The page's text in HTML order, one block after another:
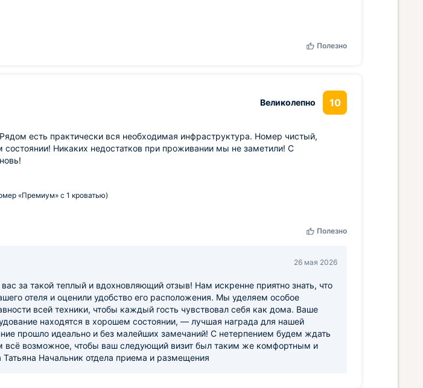
Полезно
Великолепно 10
есть практически вся необходимая инфраструктура. Номер чистый,
Никаких недостатков при проживании мы не заметили! С
«Премиум» с 1 кроватью)
Полезно
26 мая 2026
за такой теплый и вдохновляющий отзыв! Нам искренне приятно знать, что
отеля и оценили удобство его расположения. Мы уделяем особое
всей техники, чтобы каждый гость чувствовал себя как дома. Ваше
находятся в хорошем состоянии, — лучшая награда для нашей
прошло идеально и без малейших замечаний! С нетерпением будем ждать
всё возможное, чтобы ваш следующий визит был таким же комфортным и
Начальник отдела приема и размещения